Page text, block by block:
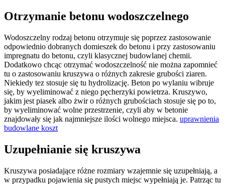
Otrzymanie betonu wodoszczelnego
Wodoszczelny rodzaj betonu otrzymuje się poprzez zastosowanie
odpowiednio dobranych domieszek do betonu i przy zastosowaniu
impregnatu do betonu, czyli klasycznej budowlanej chemii.
Dodatkowo chcąc otrzymać wodoszczelność nie można zapomnieć
tu o zastosowaniu kruszywa o różnych zakresie grubości ziaren.
Niekiedy tez stosuje się tu hydrolizację. Beton po wylaniu wibruje
się, by wyeliminować z niego pęcherzyki powietrza. Kruszywo,
jakim jest piasek albo żwir o różnych grubościach stosuje się po to,
by wyeliminować wolne przestrzenie, czyli aby w betonie
znajdowały się jak najmniejsze ilości wolnego miejsca. uprawnienia
budowlane koszt
Uzupełnianie się kruszywa
Kruszywa posiadające różne rozmiary wzajemnie się uzupełniają, a
w przypadku pojawienia się pustych miejsc wypełniają je. Patrząc tu